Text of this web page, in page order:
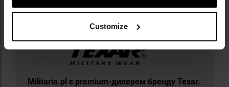
Customize
Militaria.pl є premium-дилером бренду Texar.